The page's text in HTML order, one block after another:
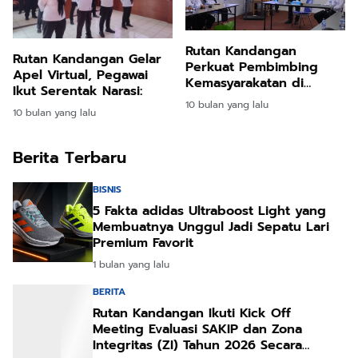
Rutan Kandangan Gelar
Apel Virtual, Pegawai
Ikut Serentak Narasi:
10 bulan yang lalu
Rutan Kandangan
Perkuat Pembimbing
Kemasyarakatan di
Ditjenpas Kalsel
10 bulan yang lalu
Berita Terbaru
BISNIS
5 Fakta adidas Ultraboost Light yang
Membuatnya Unggul Jadi Sepatu Lari
Premium Favorit
1 bulan yang lalu
BERITA
Rutan Kandangan Ikuti Kick Off
Meeting Evaluasi SAKIP dan Zona
Integritas (ZI) Tahun 2026 Secara